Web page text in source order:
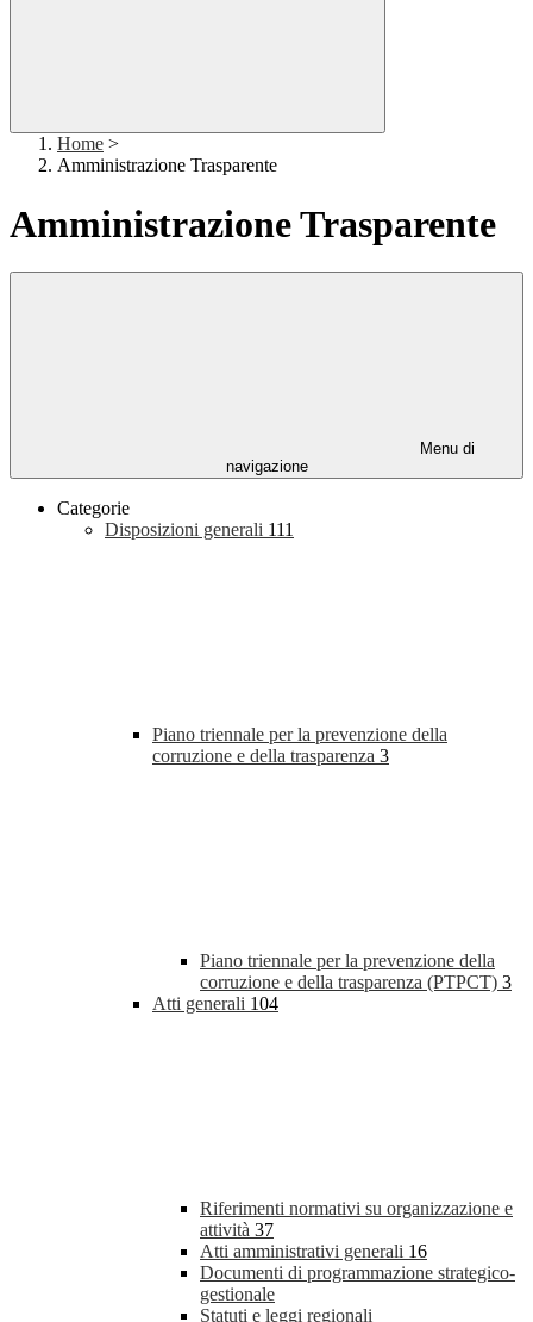
Home >
Amministrazione Trasparente
Amministrazione Trasparente
Menu di
navigazione
Categorie
Disposizioni generali 111
Piano triennale per la prevenzione della
corruzione e della trasparenza 3
Piano triennale per la prevenzione della
corruzione e della trasparenza (PTPCT) 3
Atti generali 104
Riferimenti normativi su organizzazione e
attività 37
Atti amministrativi generali 16
Documenti di programmazione strategico-
gestionale
Statuti e leggi regionali